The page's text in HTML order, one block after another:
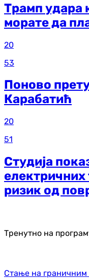
Трамп удара
морате да
20
53
Поново
Карабатић
20
51
Студија
електричних
ризик од
Тренутно на
Стање на граничним